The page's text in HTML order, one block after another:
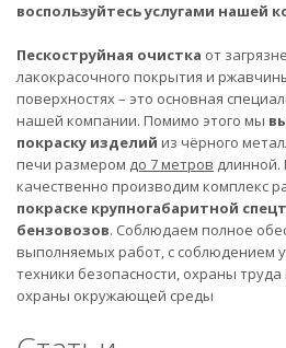
воспользуйтесь услугами нашей
Пескоструйная очистка от
лакокрасочного покрытия и
поверхностях – это основная
нашей компании. Помимо этого мы
покраску изделий из чёрного
печи размером до 7 метров длинной.
качественно производим комплекс
покраске крупногабаритной
бензовозов. Соблюдаем полное
выполняемых работ, с соблюдением
техники безопасности, охраны
охраны окружающей среды